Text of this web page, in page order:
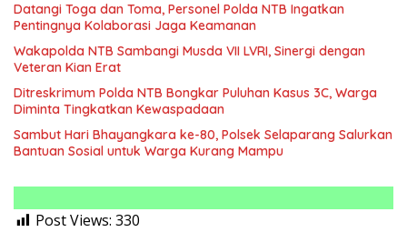
Datangi Toga dan Toma, Personel Polda NTB Ingatkan
Pentingnya Kolaborasi Jaga Keamanan
Wakapolda NTB Sambangi Musda VII LVRI, Sinergi dengan
Veteran Kian Erat
Ditreskrimum Polda NTB Bongkar Puluhan Kasus 3C, Warga
Diminta Tingkatkan Kewaspadaan
Sambut Hari Bhayangkara ke-80, Polsek Selaparang Salurkan
Bantuan Sosial untuk Warga Kurang Mampu
Post Views: 330